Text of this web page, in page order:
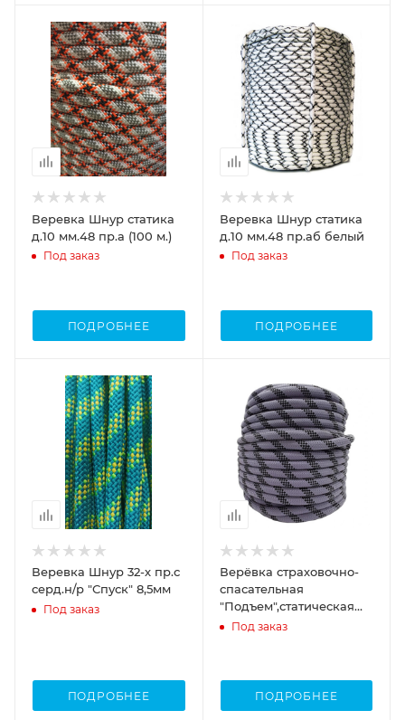
Веревка Шнур статика
д.10 мм.48 пр.а (100 м.)
Под заказ
ПОДРОБНЕЕ
Веревка Шнур статика
д.10 мм.48 пр.аб белый
Под заказ
ПОДРОБНЕЕ
Веревка Шнур 32-х пр.с
серд.н/р "Спуск" 8,5мм
Под заказ
ПОДРОБНЕЕ
Верёвка страховочно-
спасательная
"Подъем",статическая
48пр.16 мм
Под заказ
ПОДРОБНЕЕ